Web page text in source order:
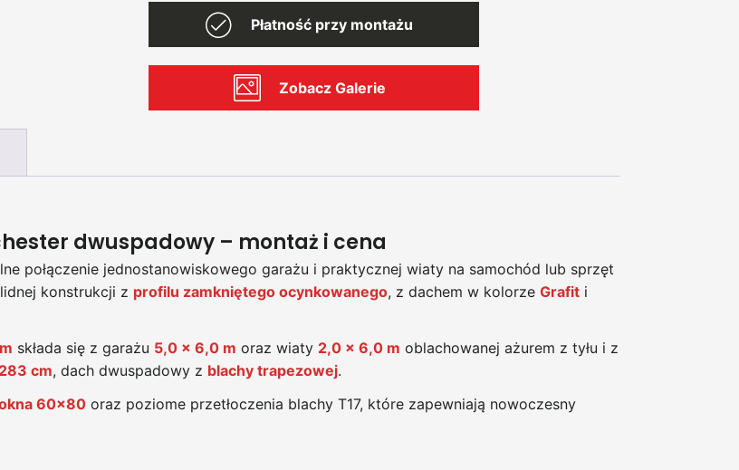
dwuspadowy,
jednostanowiskowy
Płatność przy montażu
Zobacz Galerie
dwuspadowy – montaż i cena
połączenie jednostanowiskowego garażu i praktycznej wiaty na samochód lub sprzęt
konstrukcji z profilu zamkniętego ocynkowanego, z dachem w kolorze Grafit i
składa się z garażu 5,0 x 6,0 m oraz wiaty 2,0 x 6,0 m oblachowanej ażurem z tyłu i z
283 cm, dach dwuspadowy z blachy trapezowej.
60x80 oraz poziome przetłoczenia blachy T17, które zapewniają nowoczesny